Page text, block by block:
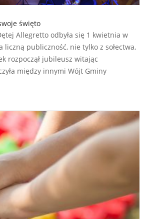
święto
Allegretto odbyła się 1 kwietnia w
liczną publiczność, nie tylko z sołectwa,
rozpoczął jubileusz witając
między innymi Wójt Gminy